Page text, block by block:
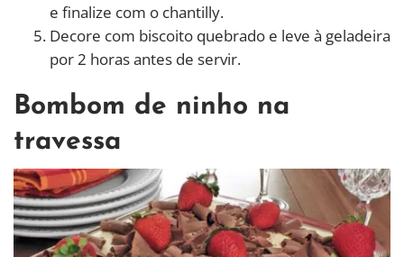
e finalize com o chantilly.
Decore com biscoito quebrado e leve à geladeira
por 2 horas antes de servir.
Bombom de ninho na
travessa